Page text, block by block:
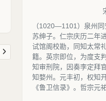
（1020—1101）泉州同
苏绅子。仁宗庆历二年
试馆阁校勘，同知太常
籍。英宗即位，为度支
知审刑院，因奏李定拜
知婺州。元丰初，权知
《鲁卫信录》。哲宗元